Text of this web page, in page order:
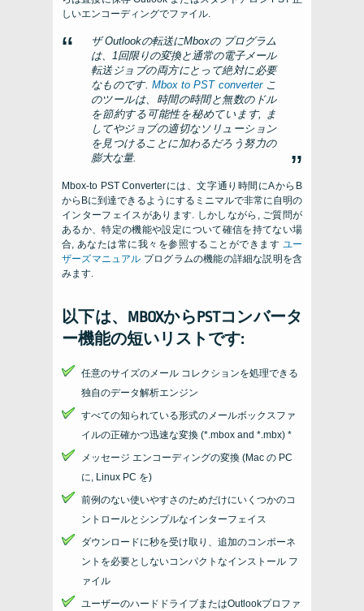
しいエンコーディングでファイル.
ザOutlookの転送にMboxの プログラム
は、1回限りの変換と通常の電子メール
転送ジョブの両方にとって絶対に必要
なものです. Mbox to PST converterこ
のツールは、時間の時間と無数のドル
を節約する可能性を秘めています, ま
してやジョブの適切なソリューション
を見つけることに加わるだろう努力の
膨大な量.
Mbox-to PST Converterには、文字通り時間にAからB
からBに到達できるようにするミニマルで非常に自明の
インターフェイスがあります. しかしながら, ご質問が
あるか、特定の機能や設定について確信を持てない場
合, あなたは常に我々を参照することができます ユー
ザーズマニュアル プログラムの機能の詳細な説明を含
みます.
以下は、MBOXからPSTコンバータ
ー機能の短いリストです:
任意のサイズのメール コレクションを処理できる
独自のデータ解析エンジン
すべての知られている形式のメールボックスファ
イルの正確かつ迅速な変換 (*.mbox and *.mbx) *
メッセージ エンコーディングの変換 (Mac の PC
に, Linux PC を)
前例のない使いやすさのためだけにいくつかのコ
ントロールとシンプルなインターフェイス
ダウンロードに秒を受け取り、追加のコンポーネ
ントを必要としないコンパクトなインストール フ
ァイル
ユーザーのハードドライブまたはOutlookプロファ